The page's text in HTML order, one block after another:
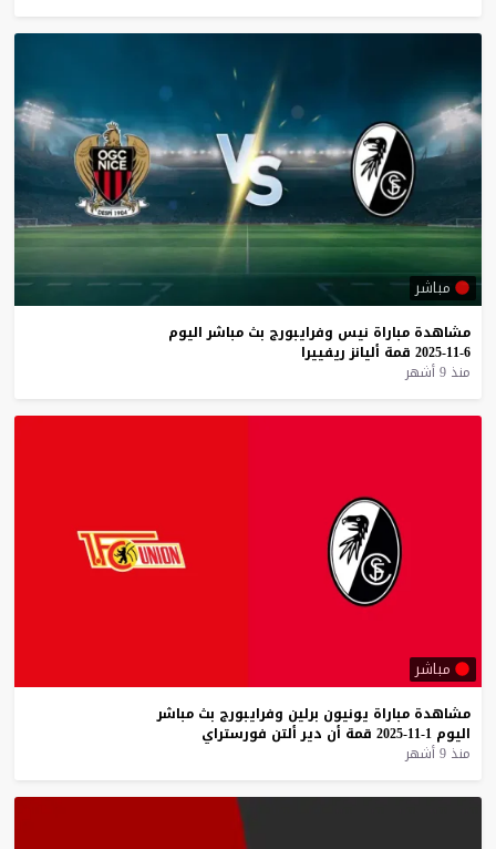
مباشر
مشاهدة مباراة نيس وفرايبورج بث مباشر اليوم
6-11-2025
قمة أليانز ريفييرا
منذ 9 أشهر
مباشر
مشاهدة مباراة يونيون برلين وفرايبورج بث مباشر
اليوم 1-11-2025 قمة أن دير ألتن فورستراي
منذ 9 أشهر